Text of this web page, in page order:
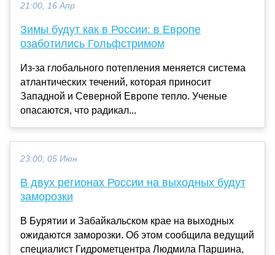
21:00, 16 Апр
Зимы будут как в России: в Европе
озаботились Гольфстримом
Из-за глобального потепления меняется система
атлантических течений, которая приносит
Западной и Северной Европе тепло. Ученые
опасаются, что радикал...
23:00, 05 Июн
В двух регионах России на выходных будут
заморозки
В Бурятии и Забайкальском крае на выходных
ожидаются заморозки. Об этом сообщила ведущий
специалист Гидрометцентра Людмила Паршина,